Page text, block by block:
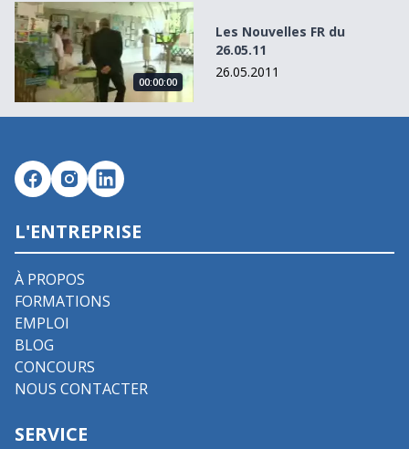
Les Nouvelles FR du 26.05.11
00:00:00
Les Nouvelles FR du
26.05.11
26.05.2011
L'ENTREPRISE
À PROPOS
FORMATIONS
EMPLOI
BLOG
CONCOURS
NOUS CONTACTER
SERVICE